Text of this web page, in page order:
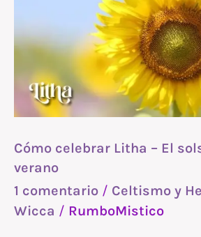
Cómo celebrar Litha – El
verano
1 comentario / Celtismo y
Wicca / RumboMistico
–
solsticio